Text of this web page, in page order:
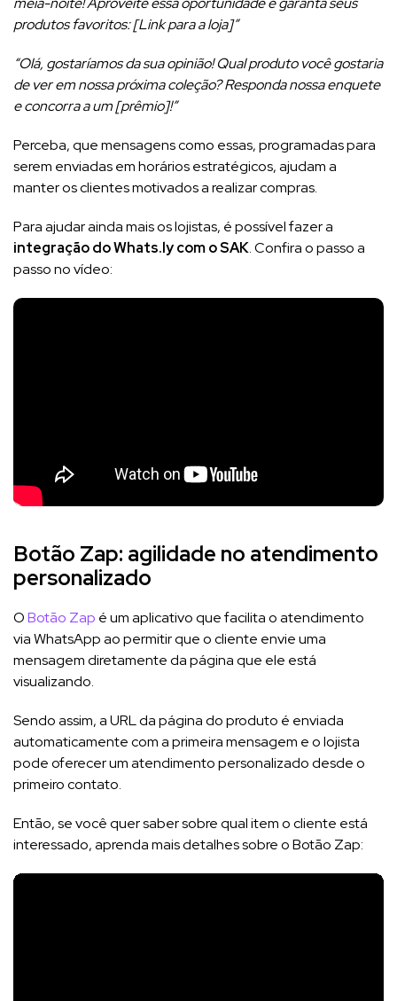
produtos favoritos: [Link para a loja]”
“Olá, gostaríamos da sua opinião! Qual produto você gostaria
de ver em nossa próxima coleção? Responda nossa enquete
e concorra a um [prêmio]!”
Perceba, que mensagens como essas, programadas para
serem enviadas em horários estratégicos, ajudam a
manter os clientes motivados a realizar compras.
Para ajudar ainda mais os lojistas, é possível fazer a
integração do Whats.ly com o SAK. Confira o passo a
passo no vídeo:
Botão Zap: agilidade no atendimento
personalizado
OBotão Zap é um aplicativo que facilita o atendimento
via WhatsApp ao permitir que o cliente envie uma
mensagem diretamente da página que ele está
visualizando.
Sendo assim, a URL da página do produto é enviada
automaticamente com a primeira mensagem e o lojista
pode oferecer um atendimento personalizado desde o
primeiro contato.
Então, se você quer saber sobre qual item o cliente está
interessado, aprenda mais detalhes sobre o Botão Zap: